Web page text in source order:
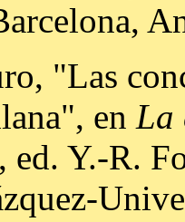
"Las
en La
, ed. Y.-R.